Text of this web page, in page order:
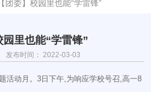
韩主任(教务处)15047575012
学校地址
【团委】校园里也能“学雷锋”
园里也能“学雷锋”
发布时间： 2022-03-03
活动月。3日下午,为响应学校号召,高一8